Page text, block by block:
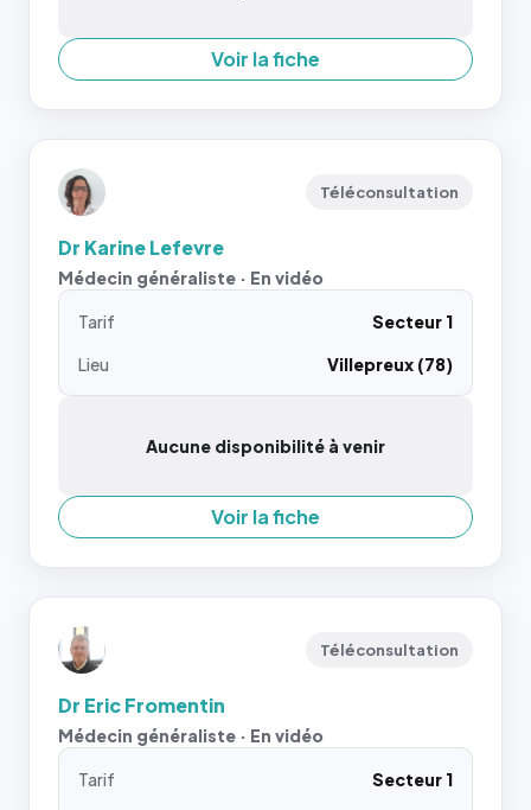
Voir la fiche
Téléconsultation
Dr Karine Lefevre
Médecin généraliste · En vidéo
Tarif
Secteur 1
Lieu
Villepreux (78)
Aucune disponibilité à venir
Voir la fiche
Téléconsultation
Dr Eric Fromentin
Médecin généraliste · En vidéo
Tarif
Secteur 1